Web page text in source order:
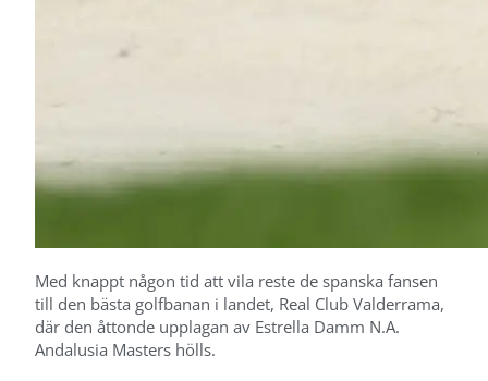
Med knappt någon tid att vila reste de spanska fansen
till den bästa golfbanan i landet, Real Club Valderrama,
där den åttonde upplagan av Estrella Damm N.A.
Andalusia Masters hölls.